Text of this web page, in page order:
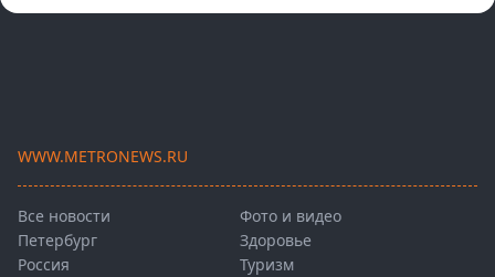
WWW.METRONEWS.RU
Все новости
Петербург
Россия
Фото и видео
Здоровье
Туризм